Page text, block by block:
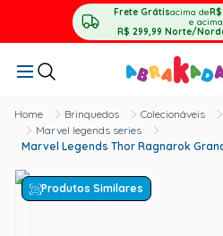
Frete Grátisacima deR$
e
R$ 299,99 Norte/
Brinquedos Colecionáveis
Marvel legends series
Marvel Legends Thor Ragnarok
Produtos Similares